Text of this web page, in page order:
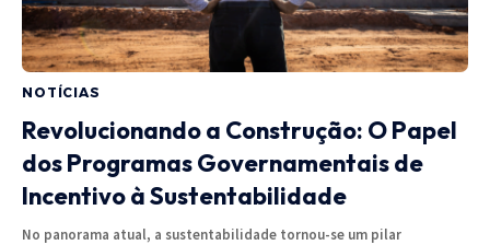
NOTÍCIAS
Revolucionando a Construção: O Papel
dos Programas Governamentais de
Incentivo à Sustentabilidade
No panorama atual, a sustentabilidade tornou-se um pilar